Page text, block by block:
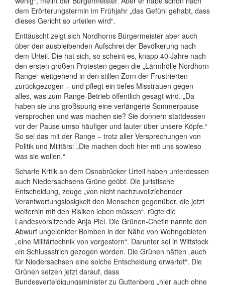
dem Erörterungstermin im Frühjahr „das Gefühl gehabt, dass
dieses Gericht so urteilen wird“.
Enttäuscht zeigt sich Nordhorns Bürgermeister aber auch
über den ausbleibenden Aufschrei der Bevölkerung nach
dem Urteil. Die hat sich, so scheint es, knapp 40 Jahre nach
den ersten großen Protesten gegen die „Lärmhölle Nordhorn
Range“ weitgehend in den stillen Zorn der Frustrierten
zurückgezogen – und pflegt ein tiefes Misstrauen gegen
alles, was zum Range-Betrieb öffentlich gesagt wird. „Da
haben sie uns großspurig eine verlängerte Sommerpause
versprochen und was machen sie? Sie donnern stattdessen
vor der Pause umso häufiger und lauter über unsere Köpfe.“
So sei das mit der Range – trotz aller Versprechungen von
Politik und Militärs: „Die machen doch hier mit uns sowieso
was sie wollen.“
Scharfe Kritik an dem Osnabrücker Urteil haben unterdessen
auch Niedersachsens Grüne geübt. Die juristische
Entscheidung, zeuge „von nicht nachzuvollziehender
Verantwortungslosigkeit den Menschen gegenüber, die jetzt
weiterhin mit den Risiken leben müssen“, rügte die
Landesvorsitzende Anja Piel. Die Grünen-Chefin nannte den
Abwurf ungelenkter Bomben in der Nähe von Wohngebieten
„eine Militärtechnik von vorgestern“. Darunter sei in Wittstock
ein Schlussstrich gezogen worden. Die Grünen hätten „auch
für Niedersachsen eine solche Entscheidung erwartet“. Die
Grünen setzen jetzt darauf, dass
Bundesverteidigungsminister zu Guttenberg „hier auch ohne